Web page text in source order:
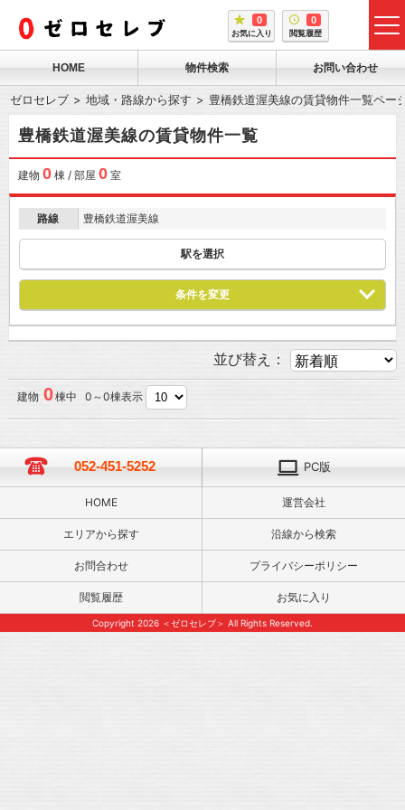
0
お気に入り
0
閲覧履歴
HOME 物件検索 お問い合わせ
ゼロセレブ 地域・路線から探す 豊橋鉄道渥美線の賃貸物件一覧ペー
豊橋鉄道渥美線の賃貸物件一覧
建物 0棟 / 部屋 0室
路線 豊橋鉄道渥美線
駅を選択
条件を変更
並び替え：
建物 0棟中 0～0棟表示
052-451-5252 PC版
HOME 運営会社
エリアから探す 沿線から検索
お問合わせ プライバシーポリシー
閲覧履歴 お気に入り
Copyright 2026 ＜ゼロセレブ＞ All Rights Reserved.